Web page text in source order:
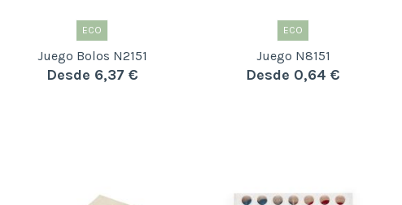
ECO
Juego Bolos N2151
Desde 6,37 €
ECO
Juego N8151
Desde 0,64 €